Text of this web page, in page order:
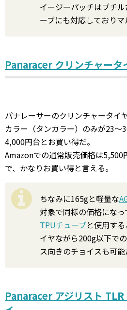
イージーパッチはブチ
ーブにも対応しておりマ
Panaracer クリンチャータ
パナレーサーのクリンチャータイ
カラー（タンカラー）のみが23～
4,000円台とお買い得だ。
Amazonでの通常販売価格は5,500
で、かなりお買い得と言える。
ちなみに165gと軽量な
対象で同様の価格になっ
TPUチューブと使用す
イヤながら200g以下で
ス向きのチョイスも可能
Panaracer アジリスト